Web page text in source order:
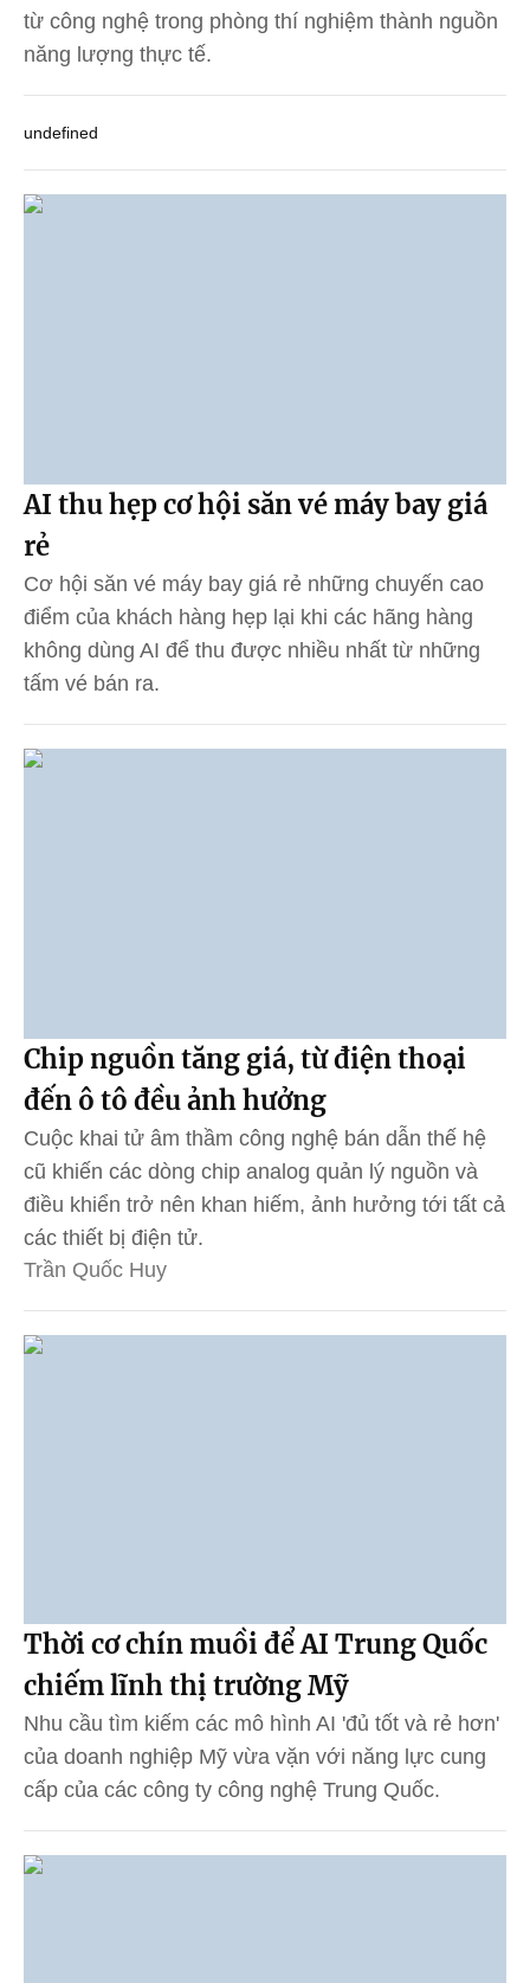
từ công nghệ trong phòng thí nghiệm thành nguồn
năng lượng thực tế.
undefined
AI thu hẹp cơ hội săn vé máy bay giá
rẻ
Cơ hội săn vé máy bay giá rẻ những chuyến cao
điểm của khách hàng hẹp lại khi các hãng hàng
không dùng AI để thu được nhiều nhất từ những
tấm vé bán ra.
Chip nguồn tăng giá, từ điện thoại
đến ô tô đều ảnh hưởng
Cuộc khai tử âm thầm công nghệ bán dẫn thế hệ
cũ khiến các dòng chip analog quản lý nguồn và
điều khiển trở nên khan hiếm, ảnh hưởng tới tất cả
các thiết bị điện tử.
Trần Quốc Huy
Thời cơ chín muồi để AI Trung Quốc
chiếm lĩnh thị trường Mỹ
Nhu cầu tìm kiếm các mô hình AI 'đủ tốt và rẻ hơn'
của doanh nghiệp Mỹ vừa vặn với năng lực cung
cấp của các công ty công nghệ Trung Quốc.